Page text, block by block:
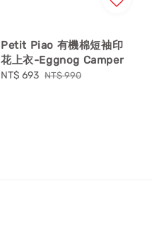
Petit Piao 有機棉短袖印
花上衣-Eggnog Camper
Sale
NT$ 693 Regular
NT$ 990